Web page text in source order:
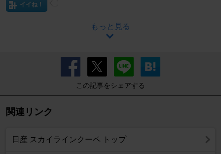
イイね！
もっと見る
この記事をシェアする
関連リンク
日産 スカイラインクーペ トップ